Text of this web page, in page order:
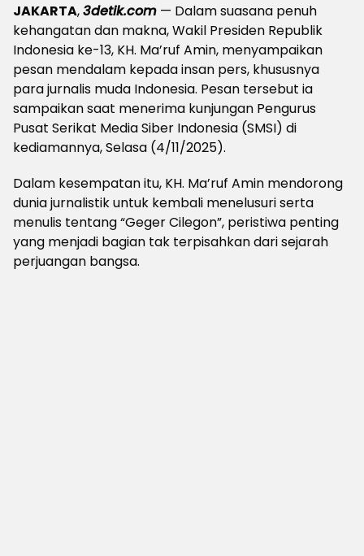
JAKARTA,3detik.com — Dalam suasana penuh
kehangatan dan makna, Wakil Presiden Republik
Indonesia ke-13, KH. Ma’ruf Amin, menyampaikan
pesan mendalam kepada insan pers, khususnya
para jurnalis muda Indonesia. Pesan tersebut ia
sampaikan saat menerima kunjungan Pengurus
Pusat Serikat Media Siber Indonesia (SMSI) di
kediamannya, Selasa (4/11/2025).
Dalam kesempatan itu, KH. Ma’ruf Amin mendorong
dunia jurnalistik untuk kembali menelusuri serta
menulis tentang “Geger Cilegon”, peristiwa penting
yang menjadi bagian tak terpisahkan dari sejarah
perjuangan bangsa.